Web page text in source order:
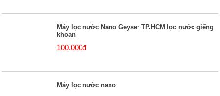
Máy lọc nước Nano Geyser TP.HCM lọc nước giếng
khoan
100.000đ
Máy lọc nước nano